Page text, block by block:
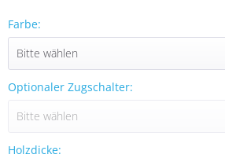
Farbe:
Optionaler Zugschalter:
Holzdicke: